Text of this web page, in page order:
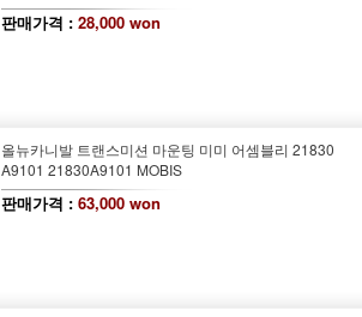
판매가격 : 28,000 won
올뉴카니발 트랜스미션 마운팅 미미 어셈블리 21830
A9101 21830A9101 MOBIS
판매가격 : 63,000 won